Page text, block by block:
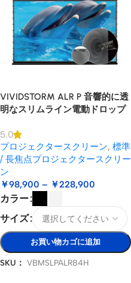
VIVIDSTORM ALR P 音響的に透
明なスリムライン電動ドロップ
ェクタースクリーン
5.0
プロジェクタースクリーン, 標準
/ 長焦点プロジェクタースクリー
ン
￥98,900 – ￥228,900
カラー
サイズ
お買い物カゴに追加
SKU： VBMSLPALR84H